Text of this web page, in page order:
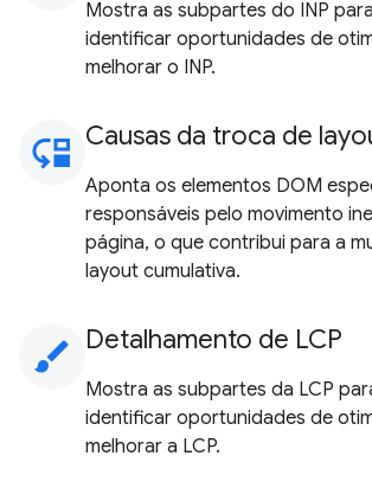
Mostra as subpartes do INP
identificar oportunidades de
melhorar o INP.
move_down Causas da troca de
Aponta os elementos DOM
responsáveis pelo movimento
página, o que contribui para a
layout cumulativa.
brush Detalhamento de LCP
Mostra as subpartes da LCP
identificar oportunidades de
melhorar a LCP.